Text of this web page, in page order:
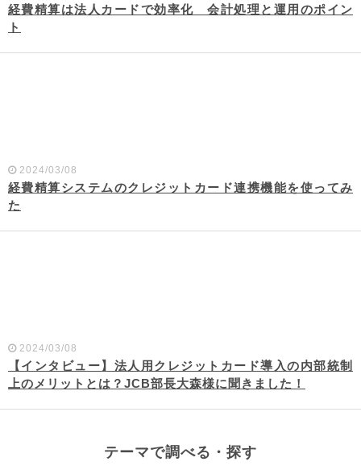
経費精算は法人カードで効率化 会計処理と運用のポイン
ト
2024/03/08
経費精算システムのクレジットカード連携機能を使ってみ
た
2024/03/08
【インタビュー】法人用クレジットカード導入の内部統制
上のメリットとは？JCB部長大森様に聞きました！
テーマで調べる・探す